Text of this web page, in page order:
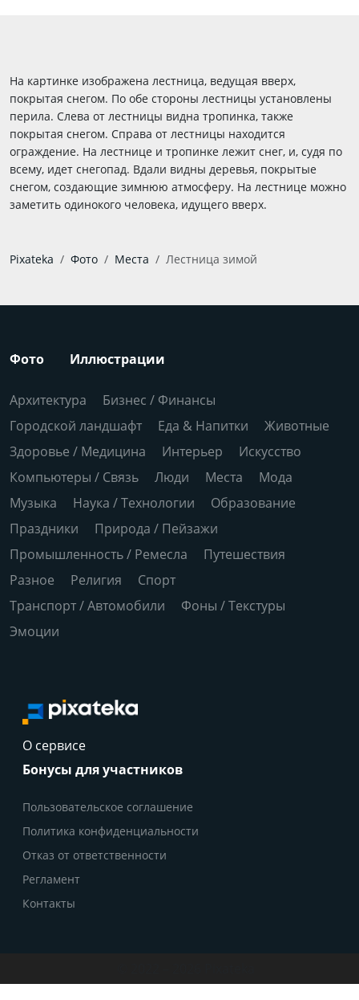
На картинке изображена лестница, ведущая вверх,
покрытая снегом. По обе стороны лестницы установлены
перила. Слева от лестницы видна тропинка, также
покрытая снегом. Справа от лестницы находится
ограждение. На лестнице и тропинке лежит снег, и, судя по
всему, идет снегопад. Вдали видны деревья, покрытые
снегом, создающие зимнюю атмосферу. На лестнице можно
заметить одинокого человека, идущего вверх.
Pixateka Фото Места Лестница зимой
Фото Иллюстрации
Архитектура
Бизнес / Финансы
Городской ландшафт
Еда & Напитки
Животные
Здоровье / Медицина
Интерьер
Искусство
Компьютеры / Связь
Люди Места
Мода
Музыка
Наука / Технологии
Образование
Праздники
Природа / Пейзажи
Промышленность / Ремесла
Путешествия
Разное
Религия
Спорт
Транспорт / Автомобили
Фоны / Текстуры
Эмоции
О сервисе
Бонусы для участников
Пользовательское соглашение
Политика конфиденциальности
Отказ от ответственности
Регламент
Контакты